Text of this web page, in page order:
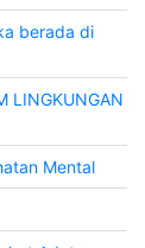
berada di
LINGKUNGAN
Mental